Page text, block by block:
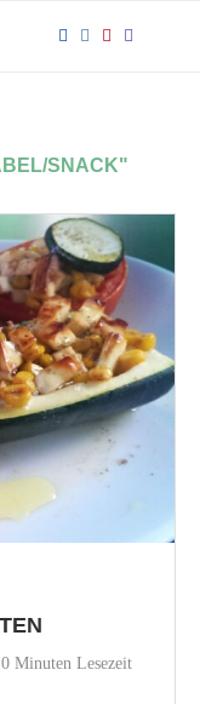
SNACK"
0 Minuten Lesezeit